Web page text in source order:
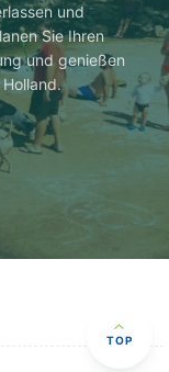
und
Sie Ihren
und genießen
TOP